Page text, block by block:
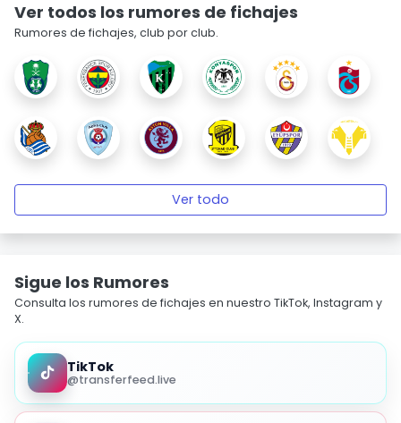
Ver todos los rumores de fichajes
Rumores de fichajes, club por club.
Ver todo
Sigue los Rumores
Consulta los rumores de fichajes en nuestro TikTok, Instagram y
X.
TikTok
@transferfeed.live